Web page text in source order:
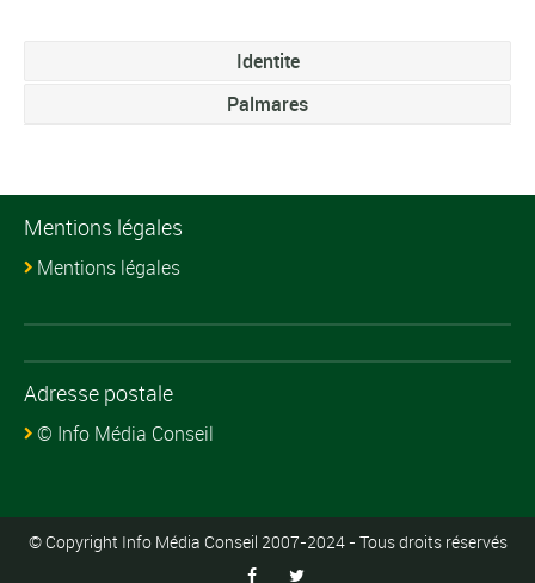
Identite
Palmares
Mentions légales
Mentions légales
Adresse postale
© Info Média Conseil
© Copyright Info Média Conseil 2007-2024 - Tous droits réservés
 